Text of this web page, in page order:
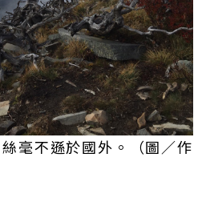
毫不遜於國外。（圖／作